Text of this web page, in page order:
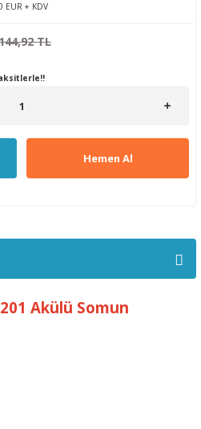
EUR + KDV
TL
Hemen Al
Akülü Somun